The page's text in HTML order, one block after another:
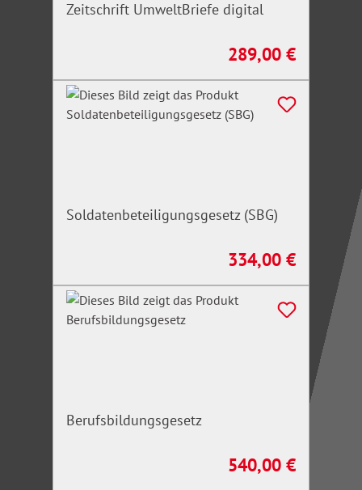
Zeitschrift UmweltBriefe digital
Regulärer Preis:
289,00 €
Soldatenbeteiligungsgesetz (SBG)
Regulärer Preis:
334,00 €
Berufsbildungsgesetz
Regulärer Preis:
540,00 €